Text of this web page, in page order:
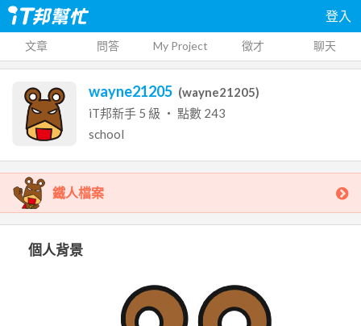
登入
文章 問答 My Project 徵才 聊天
wayne21205 (wayne21205)
iT邦新手 5 級 ‧ 點數 243
school
鐵人檔案
個人背景